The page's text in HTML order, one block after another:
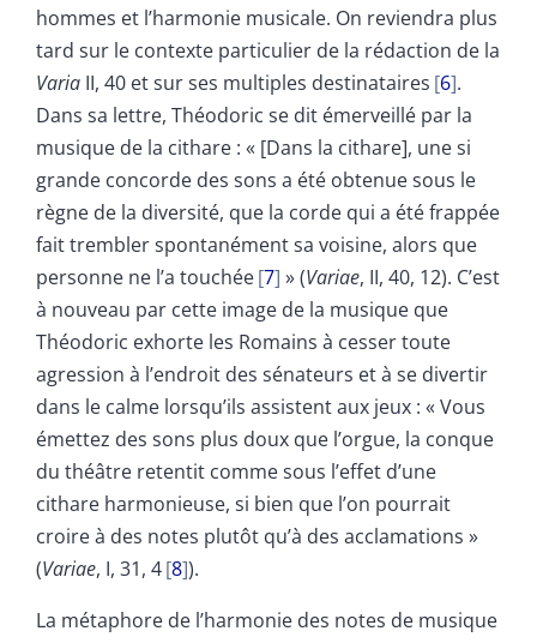
hommes et l’harmonie musicale. On reviendra plus
tard sur le contexte particulier de la rédaction de la
Varia II, 40 et sur ses multiples destinataires 6 .
Dans sa lettre, Théodoric se dit émerveillé par la
musique de la cithare : « [Dans la cithare], une si
grande concorde des sons a été obtenue sous le
règne de la diversité, que la corde qui a été frappée
fait trembler spontanément sa voisine, alors que
personne ne l’a touchée 7 » (Variae, II, 40, 12). C’est
à nouveau par cette image de la musique que
Théodoric exhorte les Romains à cesser toute
agression à l’endroit des sénateurs et à se divertir
dans le calme lorsqu’ils assistent aux jeux : « Vous
émettez des sons plus doux que l’orgue, la conque
du théâtre retentit comme sous l’effet d’une
cithare harmonieuse, si bien que l’on pourrait
croire à des notes plutôt qu’à des acclamations »
(Variae, I, 31, 4 8 ).
La métaphore de l’harmonie des notes de musique